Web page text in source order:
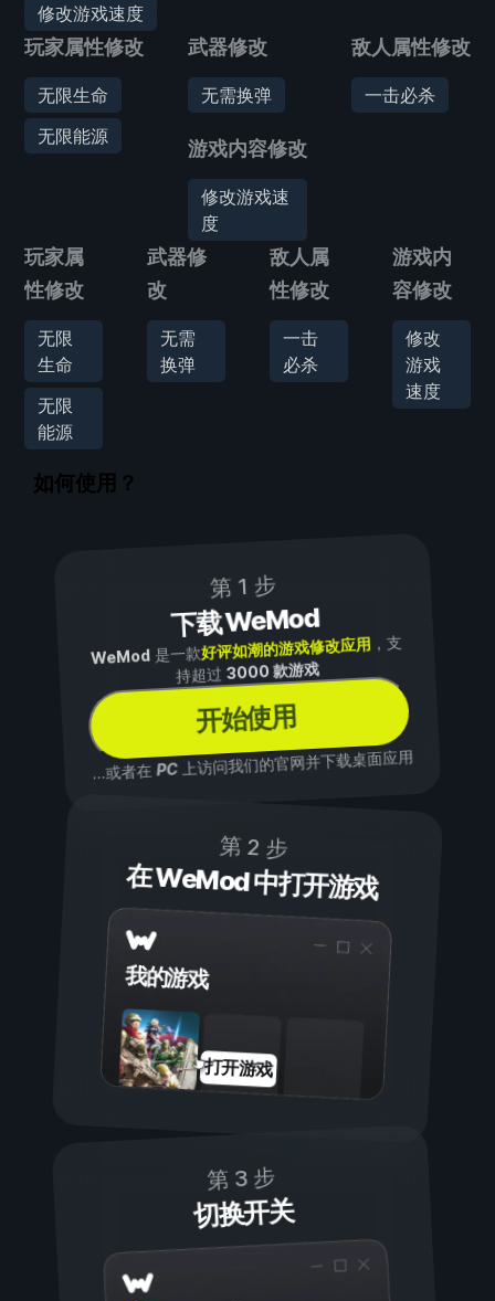
修改游戏速度
玩家属性修改
无限生命
无限能源
武器修改
无需换弹
游戏内容修改
修改游戏速
度
敌人属性修改
一击必杀
玩家属
性修改
无限
生命
无限
能源
武器修
改
无需
换弹
敌人属
性修改
一击
必杀
游戏内
容修改
修改
游戏
速度
如何使用？
第 1 步
下载 WeMod
WeMod是一款好评如潮的游戏修改应用 ，支
持超过3000 款游戏
开始使用
...或者在PC上访问我们的官网并下载桌面应用
第 2 步
在 WeMod 中打开游戏
我的游戏
打开游戏
第 3 步
切换开关